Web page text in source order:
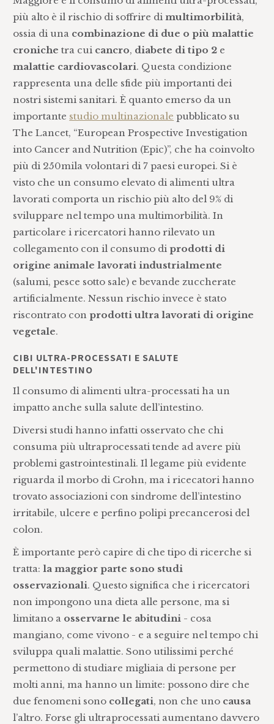
più alto è il rischio di soffrire dimultimorbilità,
ossia di una combinazione di due o più malattie
cronichetra cui cancro, diabete di tipo 2 e
malattie cardiovascolari. Questa condizione
rappresenta una delle sfide più importanti dei
nostri sistemi sanitari. È quanto emerso da un
importante studio multinazionale pubblicato su
The Lancet, “European Prospective Investigation
into Cancer and Nutrition (Epic)”, che ha coinvolto
più di 250mila volontari di 7 paesi europei. Si è
visto che un consumo elevato di alimenti ultra
lavorati comporta un rischio più alto del 9% di
sviluppare nel tempo una multimorbilità. In
particolare i ricercatori hanno rilevato un
collegamento con il consumo diprodotti di
origine animale lavorati industrialmente
(salumi, pesce sotto sale) e bevande zuccherate
artificialmente. Nessun rischio invece è stato
riscontrato conprodotti ultra lavorati di origine
vegetale.
CIBI ULTRA-PROCESSATI E SALUTE
DELL'INTESTINO
Il consumo di alimenti ultra-processati ha un
impatto anche sulla salute dell’intestino.
Diversi studi hanno infatti osservato che chi
consuma più ultraprocessati tende ad avere più
problemi gastrointestinali. Il legame più evidente
riguarda il morbo di Crohn, ma i ricecatori hanno
trovato associazioni con sindrome dell’intestino
irritabile, ulcere e perfino polipi precancerosi del
colon.
È importante però capire di che tipo di ricerche si
tratta:la maggior parte sono studi
osservazionali. Questo significa che i ricercatori
non impongono una dieta alle persone, ma si
limitano a osservarne le abitudini - cosa
mangiano, come vivono - e a seguire nel tempo chi
sviluppa quali malattie. Sono utilissimi perché
permettono di studiare migliaia di persone per
molti anni, ma hanno un limite: possono dire che
due fenomeni sono collegati, non che uno causa
l’altro. Forse gli ultraprocessati aumentano davvero